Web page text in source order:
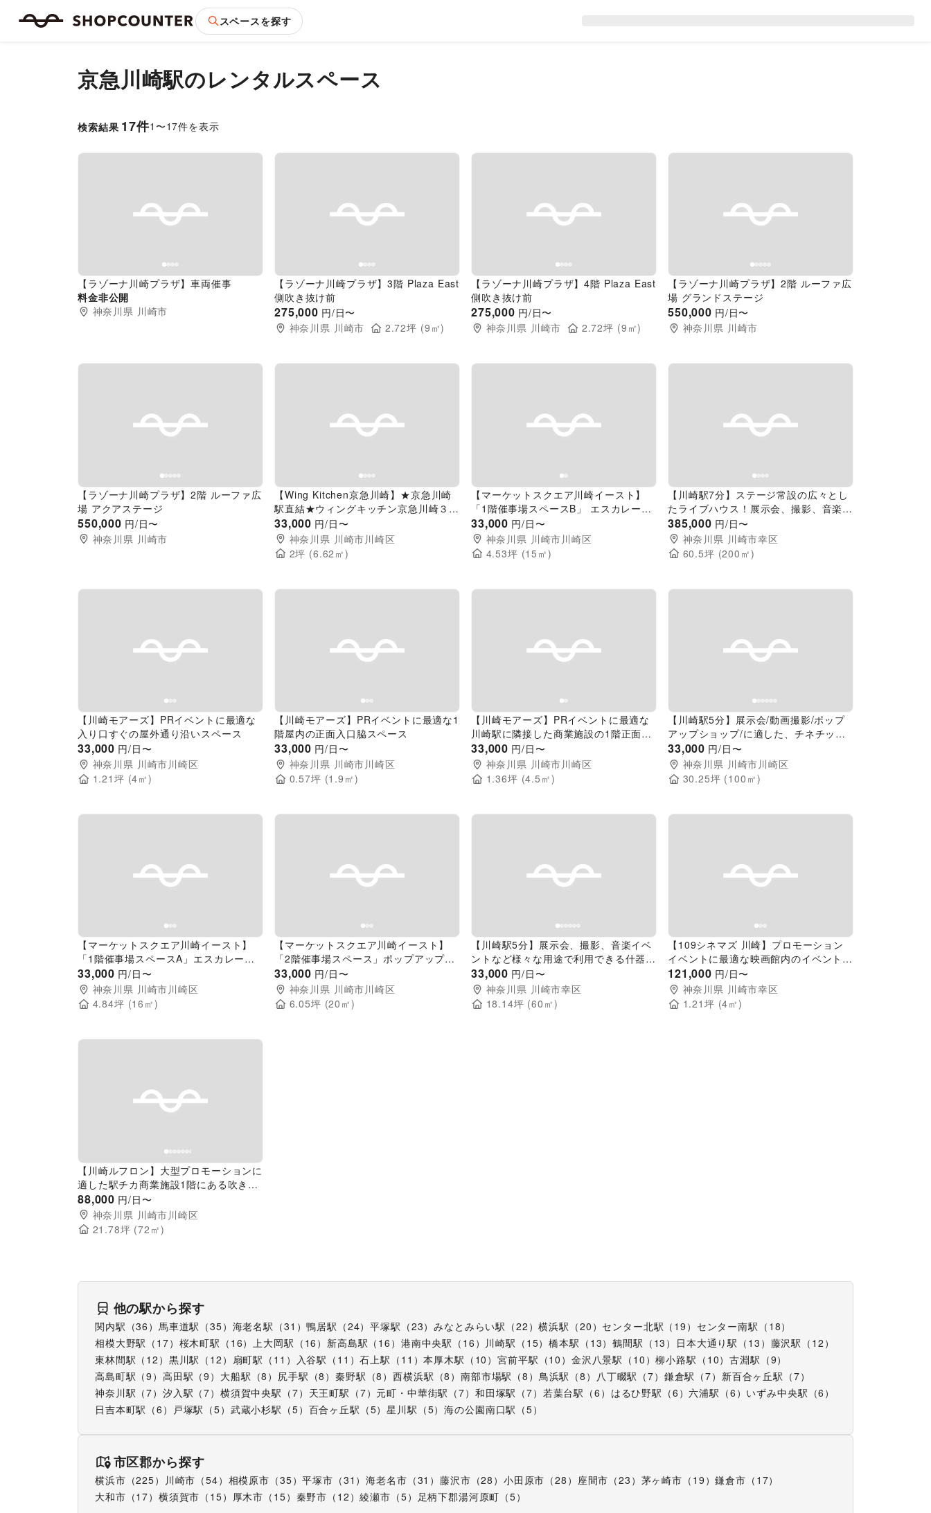
スペースを探す
京急川崎駅のレンタルスペース
検索結果 17件1 〜17件を表示
Previous slide
【ラゾーナ川崎プラザ】車両催事
料金非公開
神奈川県 川崎市
Previous slide
【ラゾーナ川崎プラザ】3階 Plaza East
側吹き抜け前
275,000 円/日〜
神奈川県 川崎市 2.72坪 (9 ㎡)
Previous slide
【ラゾーナ川崎プラザ】4階 Plaza East
側吹き抜け前
275,000 円/日〜
神奈川県 川崎市 2.72坪 (9 ㎡)
Previous slide
【ラゾーナ川崎プラザ】2階 ルーファ広
場 グランドステージ
550,000 円/日〜
神奈川県 川崎市
Previous slide
【ラゾーナ川崎プラザ】2階 ルーファ広
場 アクアステージ
550,000 円/日〜
神奈川県 川崎市
Previous slide
【Wing Kitchen京急川崎】★京急川崎
駅直結★ウィングキッチン京急川崎３階
イベントスペース / PRイベント、小規
模物販に最適！
33,000 円/日〜
神奈川県 川崎市川崎区
2坪 (6.62 ㎡)
Previous slide
【マーケットスクエア川崎イースト】
「1階催事場スペースB」 エスカレータ
ー前＆入口すぐ横で通行量の多い、物
販・PRに最適なイベントスペース
33,000 円/日〜
神奈川県 川崎市川崎区
4.53坪 (15 ㎡)
Previous slide
【川崎駅7分】ステージ常設の広々とし
たライブハウス！展示会、撮影、音楽イ
ベントなど様々な用途で利用できる什器
豊富なイベントスペース「スペルノーヴ
ァカワサキ」
385,000 円/日〜
神奈川県 川崎市幸区
60.5坪 (200 ㎡)
Previous slide
【川崎モアーズ】PRイベントに最適な
入り口すぐの屋外通り沿いスペース
33,000 円/日〜
神奈川県 川崎市川崎区
1.21 坪 (4㎡)
Previous slide
【川崎モアーズ】PRイベントに最適な1
階屋内の正面入口脇スペース
33,000 円/日〜
神奈川県 川崎市川崎区
0.57坪 (1.9 ㎡)
Previous slide
【川崎モアーズ】PRイベントに最適な
川崎駅に隣接した商業施設の1階正面入
口室内スペース
33,000 円/日〜
神奈川県 川崎市川崎区
1.36坪 (4.5 ㎡)
Previous slide
【川崎駅5分】展示会/動画撮影/ポップ
アップショップ/に適した、チネチッタ
内にある立地抜群のポップアップスペー
ス
33,000 円/日〜
神奈川県 川崎市川崎区
30.25坪 (100 ㎡)
Previous slide
【マーケットスクエア川崎イースト】
「1階催事場スペースA」エスカレータ
ー前＆入口すぐ横で通行量の多い、物
販・PRに最適なイベントスペース
33,000 円/日〜
神奈川県 川崎市川崎区
4.84坪 (16 ㎡)
Previous slide
【マーケットスクエア川崎イースト】
「2階催事場スペース」ポップアップや
プロモーションに最適な、エスカレータ
ー横の休憩エリアイベントスペース
33,000 円/日〜
神奈川県 川崎市川崎区
6.05坪 (20 ㎡)
Previous slide
【川崎駅5分】展示会、撮影、音楽イベ
ントなど様々な用途で利用できる什器豊
富なイベントスペース
33,000 円/日〜
神奈川県 川崎市幸区
18.14坪 (60 ㎡)
Previous slide
【109シネマズ 川崎】プロモーション
イベントに最適な映画館内のイベントス
ペース
121,000 円/日〜
神奈川県 川崎市幸区
1.21 坪 (4㎡)
Previous slide
【川崎ルフロン】大型プロモーションに
適した駅チカ商業施設1階にある吹き抜
けが特徴的なイベントスペース
88,000 円/日〜
神奈川県 川崎市川崎区
21.78坪 (72 ㎡)
他の駅から探す
関内駅 （36 ） 馬車道駅 （35） 海老名駅 （31 ）鴨居駅 （24）平塚駅 （23）みなとみらい駅 （22 ）横浜駅 （20 ） センター北駅 （ 19 ） センター南駅 （ 18）
相模大野駅 （ 17） 桜木町駅 （ 16） 上大岡駅 （ 16 ） 新高島駅 （ 16 ） 港南中央駅 （ 16 ） 川崎駅 （ 15）橋本駅 （ 13）鶴間駅 （ 13 ） 日本大通り駅 （ 13 ） 藤沢駅 （ 12 ）
東林間駅 （ 12 ） 黒川駅 （ 12 ） 扇町駅 （ 11 ） 入谷駅 （ 11 ）石上駅 （ 11 ）本厚木駅 （ 10 ）宮前平駅 （10 ） 金沢八景駅 （ 10 ）柳小路駅 （ 10）古淵駅 （9）
高島町駅 （9 ） 高田駅 （9 ） 大船駅 （8 ） 尻手駅 （8 ）秦野駅 （8 ）西横浜駅 （8 ）南部市場駅 （8 ） 鳥浜駅 （8 ） 八丁畷駅 （7） 鎌倉駅 （7） 新百合ヶ丘駅 （7）
神奈川駅 （7） 汐入駅 （7） 横須賀中央駅 （7） 天王町駅 （7） 元町・中華街駅 （7） 和田塚駅 （7） 若葉台駅 （6 ） はるひ野駅 （6 ）六浦駅 （6 ） いずみ中央駅 （6 ）
日吉本町駅 （6 ） 戸塚駅 （5） 武蔵小杉駅 （5） 百合ヶ丘駅 （5）星川駅 （5）海の公園南口駅 （5）
市区郡から探す
横浜市 （225） 川崎市 （54） 相模原市 （35）平塚市 （31 ）海老名市 （31 ）藤沢市 （28 ） 小田原市 （28 ） 座間市 （23 ） 茅ヶ崎市 （ 19 ）鎌倉市 （ 17）
大和市 （17） 横須賀市 （ 15） 厚木市 （ 15） 秦野市 （ 12 ）綾瀬市 （5） 足柄下郡湯河原町 （5）